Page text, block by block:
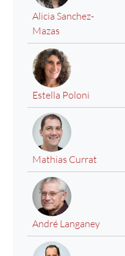
Alicia Sanchez-
Mazas
Estella Poloni
Mathias Currat
André Langaney